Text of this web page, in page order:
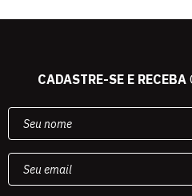
CADASTRE-SE E RECEBA